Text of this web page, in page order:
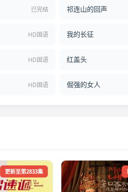
已完结 祁连山的回声
HD国语 我的长征
HD国语 红盖头
HD国语 倔强的女人
更新至第2833集